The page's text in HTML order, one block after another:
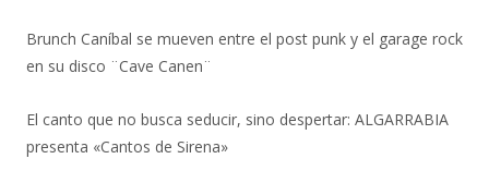
Brunch Caníbal se mueven entre el post punk y el garage rock
en su disco ¨Cave Canen¨
El canto que no busca seducir, sino despertar: ALGARRABIA
presenta «Cantos de Sirena»